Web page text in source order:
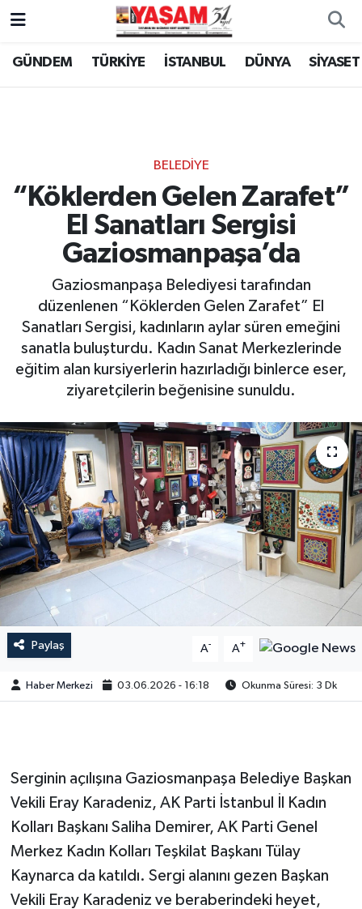
GÜNDEM TÜRKİYE İSTANBUL DÜNYA SİYASET
BELEDİYE
“Köklerden Gelen Zarafet”
El Sanatları Sergisi
Gaziosmanpaşa’da
Gaziosmanpaşa Belediyesi tarafından
düzenlenen “Köklerden Gelen Zarafet” El
Sanatları Sergisi, kadınların aylar süren emeğini
sanatla buluşturdu. Kadın Sanat Merkezlerinde
eğitim alan kursiyerlerin hazırladığı binlerce eser,
ziyaretçilerin beğenisine sunuldu.
Paylaş A- A+
Haber Merkezi 03.06.2026 - 16:18 Okunma Süresi: 3 Dk
Serginin açılışına Gaziosmanpaşa Belediye Başkan
Vekili Eray Karadeniz, AK Parti İstanbul İl Kadın
Kolları Başkanı Saliha Demirer, AK Parti Genel
Merkez Kadın Kolları Teşkilat Başkanı Tülay
Kaynarca da katıldı. Sergi alanını gezen Başkan
Vekili Eray Karadeniz ve beraberindeki heyet,